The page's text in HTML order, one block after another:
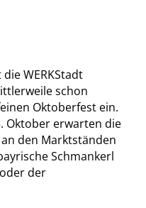
WERKStadt
schon
Oktoberfest ein.
Oktober erwarten die
den Marktständen
Schmankerl
der